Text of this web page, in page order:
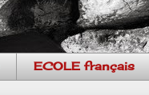
ECOLE français